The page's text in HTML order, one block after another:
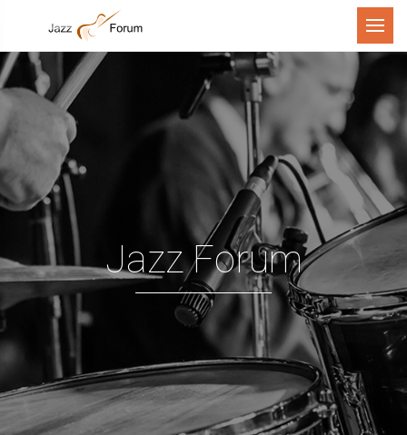
Menu
Jazz Forum